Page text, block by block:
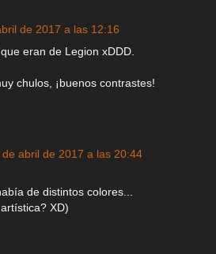
de 2017 a las 12:16
eran de Legion xDDD.
chulos, ¡buenos contrastes!
de abril de 2017 a las 20:44
de distintos colores...
XD)